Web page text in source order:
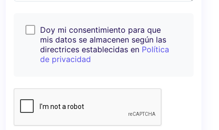
Doy mi consentimiento para que
mis datos se almacenen según las
directrices establecidas en Política
de privacidad